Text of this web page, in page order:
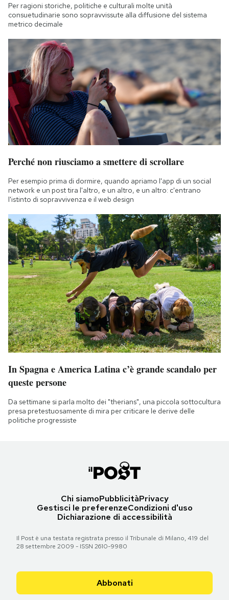
Per ragioni storiche, politiche e culturali molte unità
consuetudinarie sono sopravvissute alla diffusione del sistema
metrico decimale
Perché non riusciamo a smettere di scrollare
Per esempio prima di dormire, quando apriamo l'app di un social
network e un post tira l'altro, e un altro, e un altro: c'entrano
l'istinto di sopravvivenza e il web design
In Spagna e America Latina c’è grande scandalo per
queste persone
Da settimane si parla molto dei "therians", una piccola sottocultura
presa pretestuosamente di mira per criticare le derive delle
politiche progressiste
Chi siamoPubblicitàPrivacy
Gestisci le preferenzeCondizioni d'uso
Dichiarazione di accessibilità
Il Post è una testata registrata presso il Tribunale di Milano, 419 del
28 settembre 2009 - ISSN 2610-9980
Abbonati